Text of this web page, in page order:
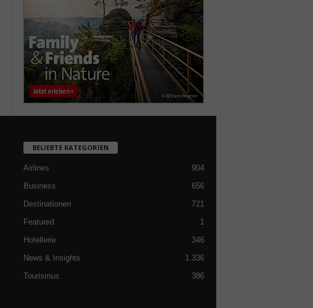
BELIEBTE KATEGORIEN
Airlines
904
Business
656
Destinationen
721
Featured
1
Hotellerie
346
News & Insights
1.336
Tourismus
386